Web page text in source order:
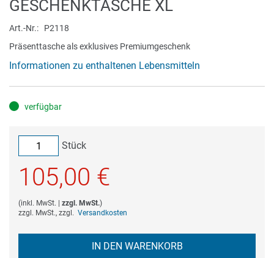
der
Bildergalerie
GESCHENKTASCHE XL
Art.-Nr.
P2118
Präsenttasche als exklusives Premiumgeschenk
Informationen zu enthaltenen Lebensmitteln
verfügbar
Stück
105,00 €
(inkl. MwSt. zzgl. MwSt.)
zzgl. MwSt., zzgl. Versandkosten
IN DEN WARENKORB